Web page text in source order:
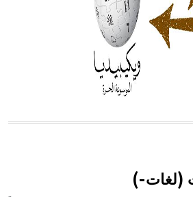
إفراز حيواني يتكون في البحر ويتركب
وهو أحمر أو شديد الحمرة وهو
بكبر الحجم ويسمى الش
فرنسية اللفظ تم اعتمادها مصطلحاً
(لغات-)